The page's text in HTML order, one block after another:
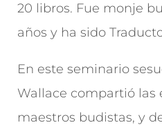
20 libros. Fue monje
años y ha sido
En este seminario
Wallace compartió las
maestros budistas, y